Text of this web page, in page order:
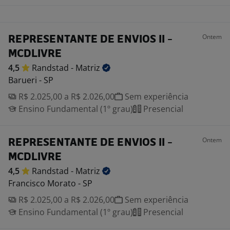
REPRESENTANTE DE ENVIOS II -
MCDLIVRE
Ontem
4,5 Randstad - Matriz
Barueri - SP
R$ 2.025,00 a R$ 2.026,00
Sem experiência
Ensino Fundamental (1º grau)
Presencial
REPRESENTANTE DE ENVIOS II -
MCDLIVRE
Ontem
4,5 Randstad - Matriz
Francisco Morato - SP
R$ 2.025,00 a R$ 2.026,00
Sem experiência
Ensino Fundamental (1º grau)
Presencial